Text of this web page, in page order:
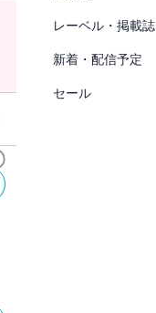
レーベル・掲載誌
新着・配信予定
セール